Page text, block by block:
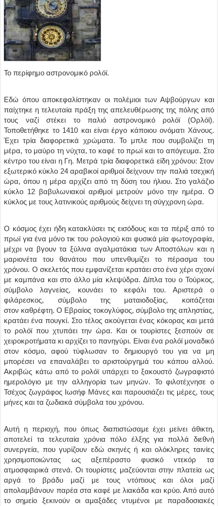
Το περίφημο αστρονομικό ρολόϊ.
Εδώ όπου αποκεφαλίστηκαν οι πολέμιοι των Αψβούργων και
παίχτηκε η τελευταία πράξη της απελευθέρωσης της πόλης από
τους ναζί στέκει το παλιό αστρονομικό ρολόϊ (Ορλόϊ).
Τοποθετήθηκε το 1410 και είναι έργο κάποιου ονόματι Χάνους.
Έχει τρία διαφορετικά χρώματα. Το μπλε που συμβολίζει τη
μέρα, το μαύρο τη νύχτα, το καφέ το πρωϊ και το απόγευμα. Στο
κέντρο του είναι η Γη. Μετρά τρία διαφορετικά είδη χρόνου: Στον
εξωτερικό κύκλο 24 αραβικοί αριθμοί δείχνουν την παλιά τσεχική
ώρα, όπου η μέρα αρχίζει από τη δύση του ήλιου. Στο γαλάζιο
κύκλο 12 βαβυλωνιακοί αριθμοί μετρούν μόνο την ημέρα. Ο
κύκλος με τους λατινικούς αριθμούς δείχνει τη σύγχρονη ώρα.
Ο κόσμος έχει ήδη κατακλύσει τις εισόδους και τα πέριξ από το
πρωϊ για ένα μόνο τικ του ρολογιού και φυσικά μία φωτογραφία,
μέχρι να βγουν τα ξύλινα αγαλματάκια των Αποστόλων και η
μαριονέτα του θανάτου που υπενθυμίζει το πέρασμα του
χρόνου. Ο σκελετός που εμφανίζεται κρατάει στο ένα χέρι σχοινί
με καμπάνα και στο άλλο μία κλεψύδρα. Δίπλα του ο Τούρκος,
σύμβολο λαγνείας, κουνάει το κεφάλι του. Αριστερά ο
φιλάρεσκος, σύμβολο της ματαιοδοξίας, κοιτάζεται
στον καθρέφτη. Ο Εβραίος τοκογλύφος, σύμβολο της απληστίας,
κρατάει ένα πουγκί. Στο τέλος ακούγεται ένας κόκορας και μετά
το ρολόϊ που χτυπάει την ώρα. Και οι τουρίστες ξεσπούν σε
χειροκροτήματα κι αρχίζει το πανηγύρι. Είναι ένα ρολόϊ μοναδικό
στον κόσμο, αφού τύφλωσαν το δημιουργό του για να μη
μπορέσει να επαναλάβει το αριστούργημά του κάπου αλλού.
Ακριβώς κάτω από το ρολόϊ υπάρχει το ξακουστό ζωγραφιστό
ημερολόγιο με την αλληγορία των μηνών. Το φιλοτέχνησε ο
Τσέχος ζωγράφος Ιωσήφ Μάνες και παρουσιάζει τις μέρες, τους
μήνες και τα ζωδιακά σύμβολα του χρόνου.
Αυτή η περιοχή, που όπως διαπιστώσαμε έχει μείνει άθικτη,
αποτελεί τα τελευταία χρόνια πόλο έλξης για πολλά διεθνή
συνεργεία, που γυρίζουν εδώ σκηνές ή και ολόκληρες ταινίες
χρησιμοποιώντας ως αξεπέραστο φυσικό ντεκόρ τα
ατμοσφαιρικά στενά. Οι τουρίστες μαζεύονται στην πλατεία ως
αργά το βράδυ μαζί με τους ντόπιους και όλοι μαζί
απολαμβάνουν παρέα στα καφέ με λιακάδα και κρύο. Από αυτό
το σημείο ξεκινούν οι αμαξάδες ντυμένοι με παραδοσιακές